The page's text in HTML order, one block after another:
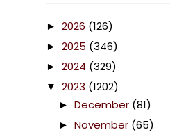
► 2026 (126)
► 2025 (346)
► 2024 (329)
▼ 2023 (1202)
► December (81)
► November (65)